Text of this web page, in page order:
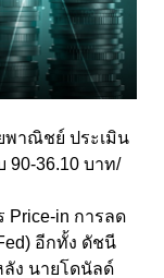
พาณิชย์ ประเมิน
90-36.10 บาท/
Price-in การลด
อีกทั้ง ดัชนี
ลัง นายโดนัลด์